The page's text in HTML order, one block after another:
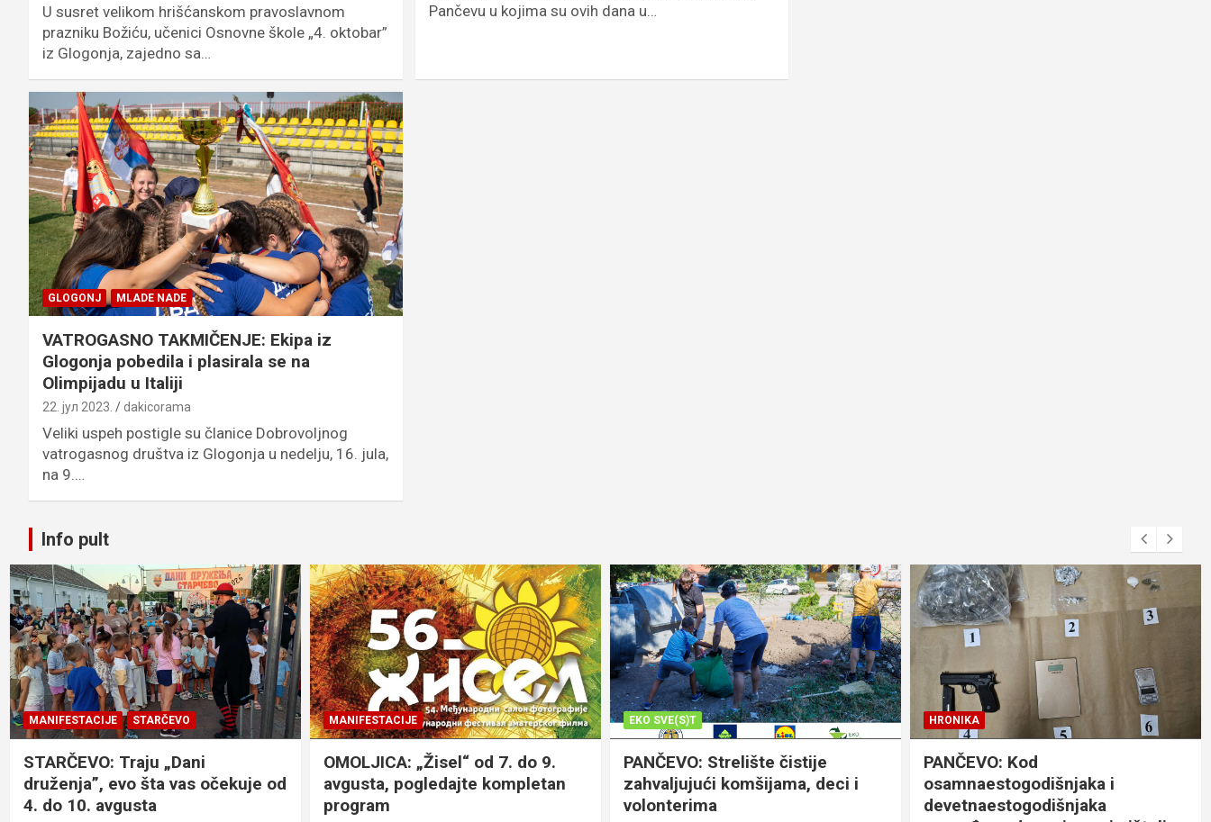
U susret velikom hrišćanskom pravoslavnom
prazniku Božiću, učenici Osnovne škole „4. oktobar”
iz Glogonja, zajedno sa…
Pančevu u kojima su ovih dana u…
GLOGONJ MLADE NADE
VATROGASNO TAKMIČENJE: Ekipa iz
Glogonja pobedila i plasirala se na
Olimpijadu u Italiji
22. јул 2023. dakicorama
Veliki uspeh postigle su članice Dobrovoljnog
vatrogasnog društva iz Glogonja u nedelju, 16. jula,
na 9.…
Info pult
MANIFESTACIJE STARČEVO
STARČEVO: Traju „Dani
druženja”, evo šta vas očekuje od
4. do 10. avgusta
MANIFESTACIJE
OMOLJICA: „Žisel“ od 7. do 9.
avgusta, pogledajte kompletan
program
EKO SVE(S)T
PANČEVO: Strelište čistije
zahvaljujući komšijama, deci i
volonterima
HRONIKA
PANČEVO: Kod
osamnaestogodišnjaka i
devetnaestogodišnjaka